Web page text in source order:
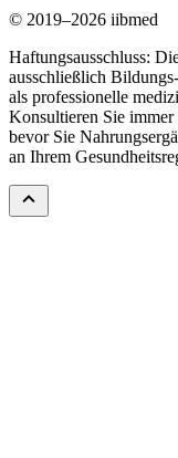
© 2019–2026 iibmed
Haftungsausschluss:
ausschließlich
als professionelle
Konsultieren Sie immer
bevor Sie
an Ihrem